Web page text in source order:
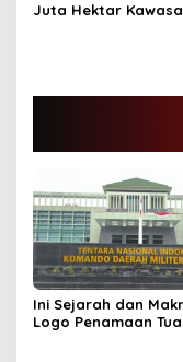
Juta Hektar
Ini Sejarah dan
Logo Penamaan